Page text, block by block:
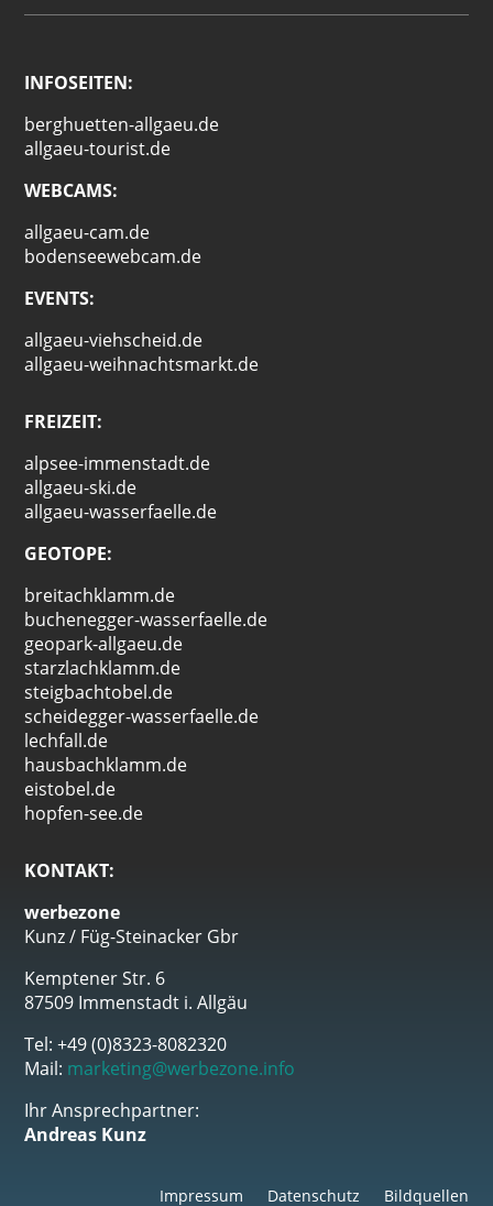
INFOSEITEN:
berghuetten-allgaeu.de
allgaeu-tourist.de
WEBCAMS:
allgaeu-cam.de
bodenseewebcam.de
EVENTS:
allgaeu-viehscheid.de
allgaeu-weihnachtsmarkt.de
FREIZEIT:
alpsee-immenstadt.de
allgaeu-ski.de
allgaeu-wasserfaelle.de
GEOTOPE:
breitachklamm.de
buchenegger-wasserfaelle.de
geopark-allgaeu.de
starzlachklamm.de
steigbachtobel.de
scheidegger-wasserfaelle.de
lechfall.de
hausbachklamm.de
eistobel.de
hopfen-see.de
KONTAKT:
werbezone
Kunz / Füg-Steinacker Gbr
Kemptener Str. 6
87509 Immenstadt i. Allgäu
Tel: +49 (0)8323-8082320
Mail: marketing@werbezone.info
Ihr Ansprechpartner:
Andreas Kunz
Impressum Datenschutz Bildquellen